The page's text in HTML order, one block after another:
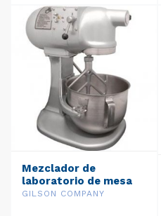
Mezclador de
laboratorio de mesa
de trabajo pesado de
GILSON COMPANY